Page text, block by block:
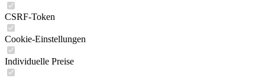
CSRF-Token
Cookie-Einstellungen
Individuelle Preise